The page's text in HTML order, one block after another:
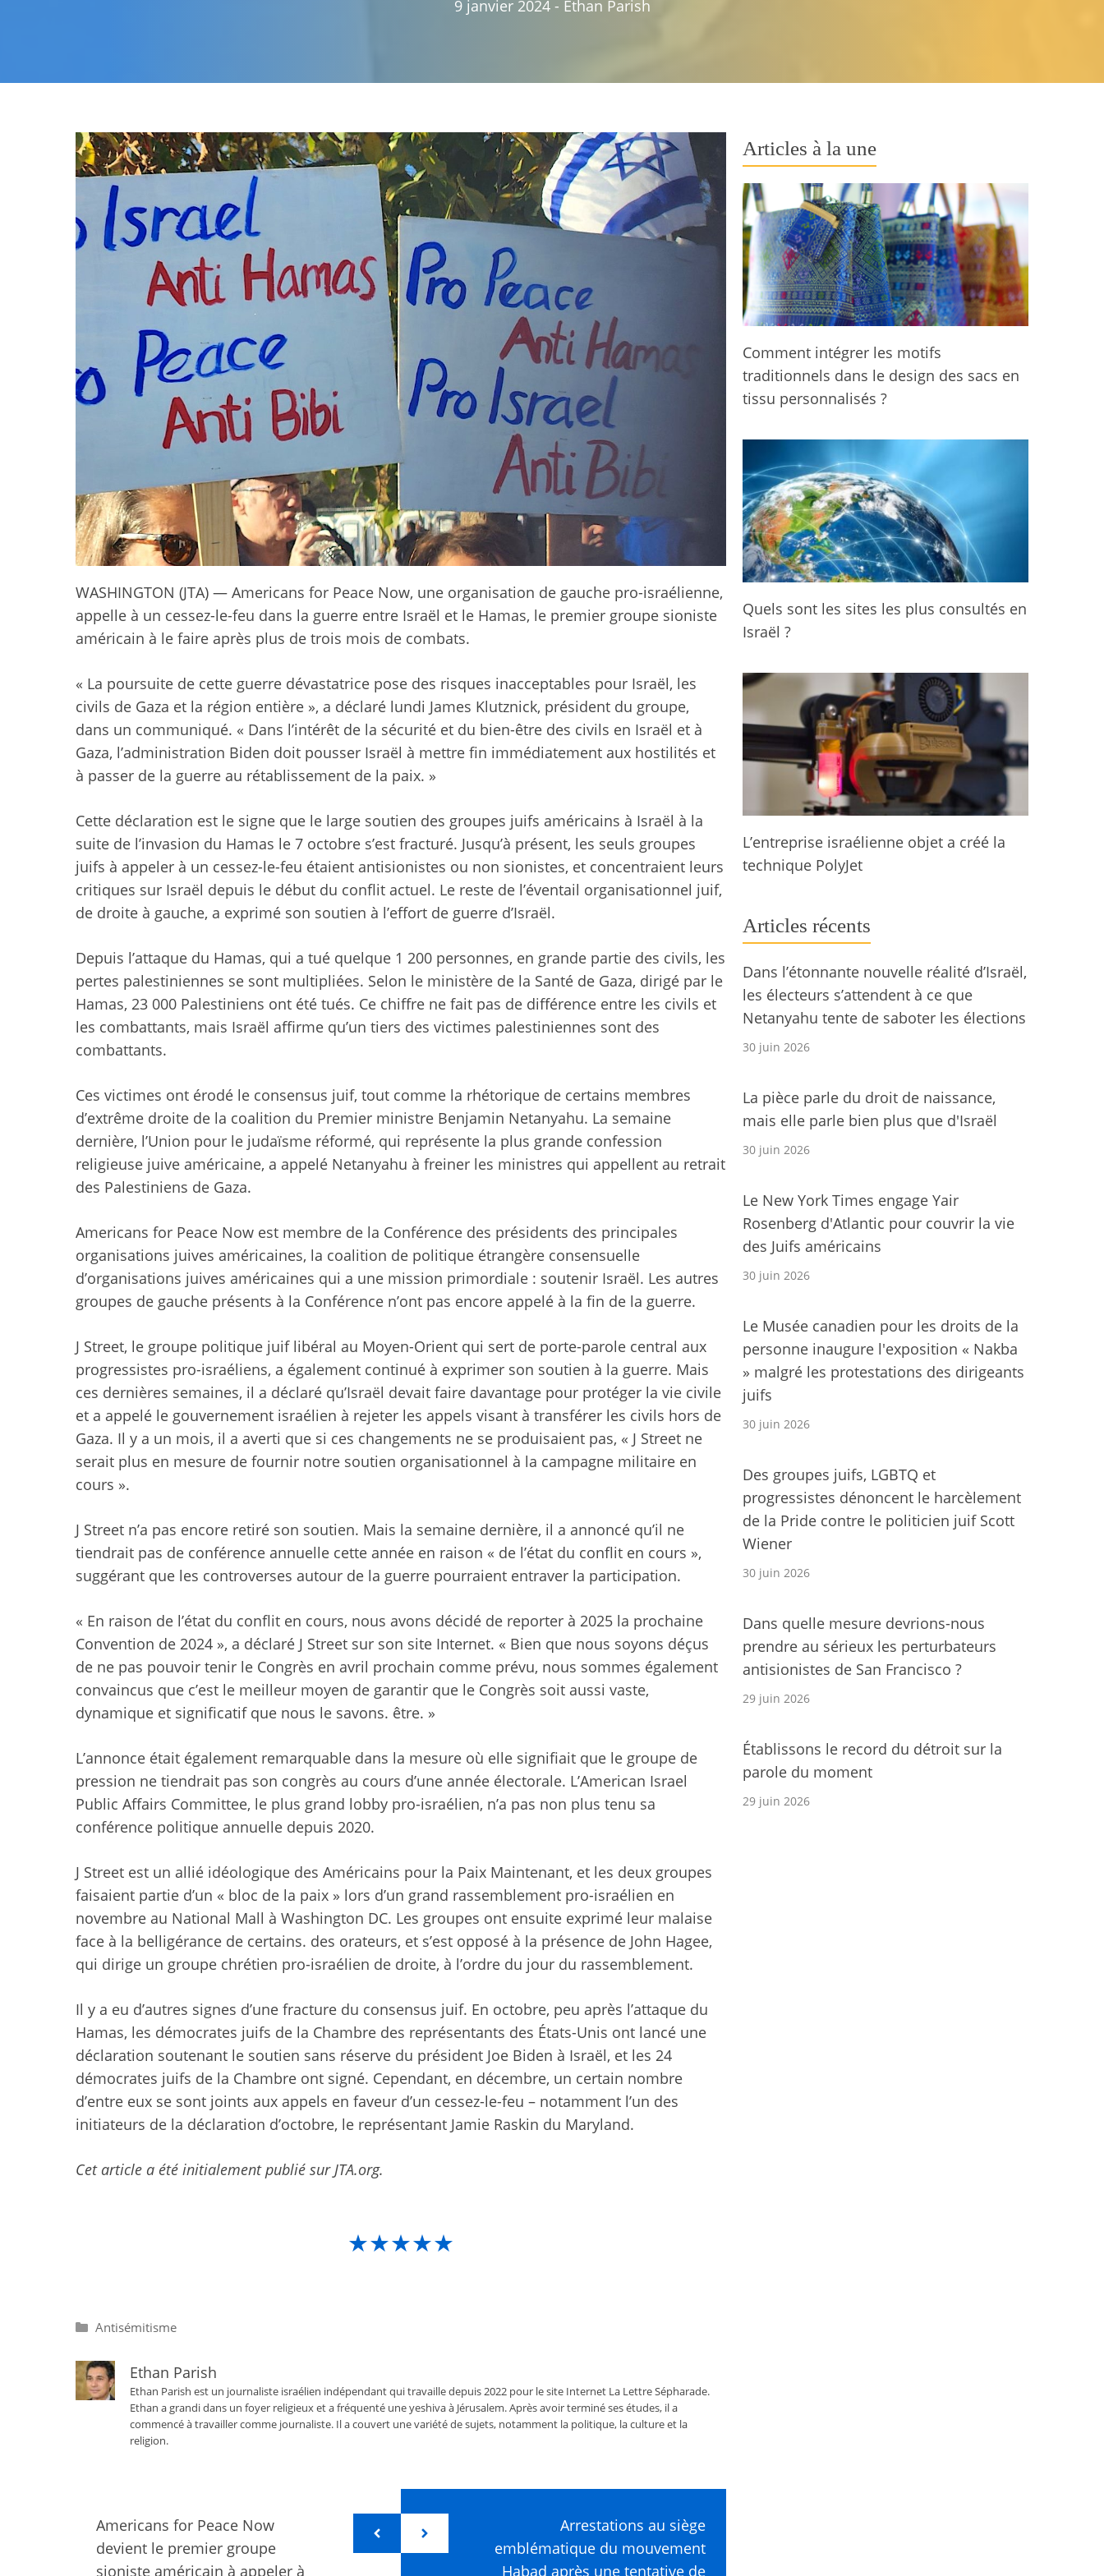
9 janvier 2024 - Ethan Parish
WASHINGTON (JTA) — Americans for Peace Now, une organisation de gauche pro-israélienne,
appelle à un cessez-le-feu dans la guerre entre Israël et le Hamas, le premier groupe sioniste
américain à le faire après plus de trois mois de combats.
« La poursuite de cette guerre dévastatrice pose des risques inacceptables pour Israël, les
civils de Gaza et la région entière », a déclaré lundi James Klutznick, président du groupe,
dans un communiqué. « Dans l’intérêt de la sécurité et du bien-être des civils en Israël et à
Gaza, l’administration Biden doit pousser Israël à mettre fin immédiatement aux hostilités et
à passer de la guerre au rétablissement de la paix. »
Cette déclaration est le signe que le large soutien des groupes juifs américains à Israël à la
suite de l’invasion du Hamas le 7 octobre s’est fracturé. Jusqu’à présent, les seuls groupes
juifs à appeler à un cessez-le-feu étaient antisionistes ou non sionistes, et concentraient leurs
critiques sur Israël depuis le début du conflit actuel. Le reste de l’éventail organisationnel juif,
de droite à gauche, a exprimé son soutien à l’effort de guerre d’Israël.
Depuis l’attaque du Hamas, qui a tué quelque 1 200 personnes, en grande partie des civils, les
pertes palestiniennes se sont multipliées. Selon le ministère de la Santé de Gaza, dirigé par le
Hamas, 23 000 Palestiniens ont été tués. Ce chiffre ne fait pas de différence entre les civils et
les combattants, mais Israël affirme qu’un tiers des victimes palestiniennes sont des
combattants.
Ces victimes ont érodé le consensus juif, tout comme la rhétorique de certains membres
d’extrême droite de la coalition du Premier ministre Benjamin Netanyahu. La semaine
dernière, l’Union pour le judaïsme réformé, qui représente la plus grande confession
religieuse juive américaine, a appelé Netanyahu à freiner les ministres qui appellent au retrait
des Palestiniens de Gaza.
Americans for Peace Now est membre de la Conférence des présidents des principales
organisations juives américaines, la coalition de politique étrangère consensuelle
d’organisations juives américaines qui a une mission primordiale : soutenir Israël. Les autres
groupes de gauche présents à la Conférence n’ont pas encore appelé à la fin de la guerre.
J Street, le groupe politique juif libéral au Moyen-Orient qui sert de porte-parole central aux
progressistes pro-israéliens, a également continué à exprimer son soutien à la guerre. Mais
ces dernières semaines, il a déclaré qu’Israël devait faire davantage pour protéger la vie civile
et a appelé le gouvernement israélien à rejeter les appels visant à transférer les civils hors de
Gaza. Il y a un mois, il a averti que si ces changements ne se produisaient pas, « J Street ne
serait plus en mesure de fournir notre soutien organisationnel à la campagne militaire en
cours ».
J Street n’a pas encore retiré son soutien. Mais la semaine dernière, il a annoncé qu’il ne
tiendrait pas de conférence annuelle cette année en raison « de l’état du conflit en cours »,
suggérant que les controverses autour de la guerre pourraient entraver la participation.
« En raison de l’état du conflit en cours, nous avons décidé de reporter à 2025 la prochaine
Convention de 2024 », a déclaré J Street sur son site Internet. « Bien que nous soyons déçus
de ne pas pouvoir tenir le Congrès en avril prochain comme prévu, nous sommes également
convaincus que c’est le meilleur moyen de garantir que le Congrès soit aussi vaste,
dynamique et significatif que nous le savons. être. »
L’annonce était également remarquable dans la mesure où elle signifiait que le groupe de
pression ne tiendrait pas son congrès au cours d’une année électorale. L’American Israel
Public Affairs Committee, le plus grand lobby pro-israélien, n’a pas non plus tenu sa
conférence politique annuelle depuis 2020.
J Street est un allié idéologique des Américains pour la Paix Maintenant, et les deux groupes
faisaient partie d’un « bloc de la paix » lors d’un grand rassemblement pro-israélien en
novembre au National Mall à Washington DC. Les groupes ont ensuite exprimé leur malaise
face à la belligérance de certains. des orateurs, et s’est opposé à la présence de John Hagee,
qui dirige un groupe chrétien pro-israélien de droite, à l’ordre du jour du rassemblement.
Il y a eu d’autres signes d’une fracture du consensus juif. En octobre, peu après l’attaque du
Hamas, les démocrates juifs de la Chambre des représentants des États-Unis ont lancé une
déclaration soutenant le soutien sans réserve du président Joe Biden à Israël, et les 24
démocrates juifs de la Chambre ont signé. Cependant, en décembre, un certain nombre
d’entre eux se sont joints aux appels en faveur d’un cessez-le-feu – notamment l’un des
initiateurs de la déclaration d’octobre, le représentant Jamie Raskin du Maryland.
Cet article a été initialement publié sur JTA.org.
★★★★★
Catégories
Antisémitisme
Ethan Parish
Ethan Parish est un journaliste israélien indépendant qui travaille depuis 2022 pour le site Internet La Lettre Sépharade.
Ethan a grandi dans un foyer religieux et a fréquenté une yeshiva à Jérusalem. Après avoir terminé ses études, il a
commencé à travailler comme journaliste. Il a couvert une variété de sujets, notamment la politique, la culture et la
religion.
Americans for Peace Now
devient le premier groupe
sioniste américain à appeler à
Arrestations au siège
emblématique du mouvement
Habad après une tentative de
Articles à la une
Comment intégrer les motifs
traditionnels dans le design des sacs en
tissu personnalisés ?
Quels sont les sites les plus consultés en
Israël ?
L’entreprise israélienne objet a créé la
technique PolyJet
Articles récents
Dans l’étonnante nouvelle réalité d’Israël,
les électeurs s’attendent à ce que
Netanyahu tente de saboter les élections
30 juin 2026
La pièce parle du droit de naissance,
mais elle parle bien plus que d'Israël
30 juin 2026
Le New York Times engage Yair
Rosenberg d'Atlantic pour couvrir la vie
des Juifs américains
30 juin 2026
Le Musée canadien pour les droits de la
personne inaugure l'exposition « Nakba
» malgré les protestations des dirigeants
juifs
30 juin 2026
Des groupes juifs, LGBTQ et
progressistes dénoncent le harcèlement
de la Pride contre le politicien juif Scott
Wiener
30 juin 2026
Dans quelle mesure devrions-nous
prendre au sérieux les perturbateurs
antisionistes de San Francisco ?
29 juin 2026
Établissons le record du détroit sur la
parole du moment
29 juin 2026